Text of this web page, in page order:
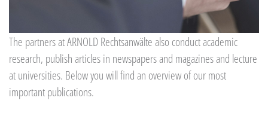
The partners at ARNOLD Rechtsanwälte also conduct academic
research, publish articles in newspapers and magazines and lecture
at universities. Below you will find an overview of our most
important publications.